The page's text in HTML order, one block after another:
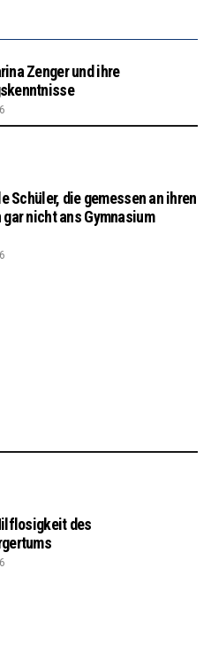
Zenger und ihre
Schüler, die gemessen an ihren
nicht ans Gymnasium
des